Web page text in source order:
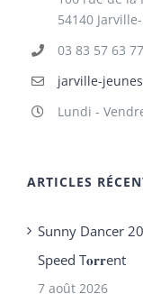
54140
03 83 57 63 77
jarville-
Lundi -
ARTICLES
Sunny Dancer
Speed T𝐨𝐫𝐫ent
7 août 2026